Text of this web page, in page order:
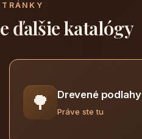
ďalšie katalógy
🌳 Drevené podlahy
Práve ste tu